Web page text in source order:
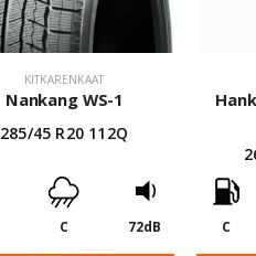
KITKARENKAAT
Nankang WS-1
285/45 R20 112Q
C 72dB C